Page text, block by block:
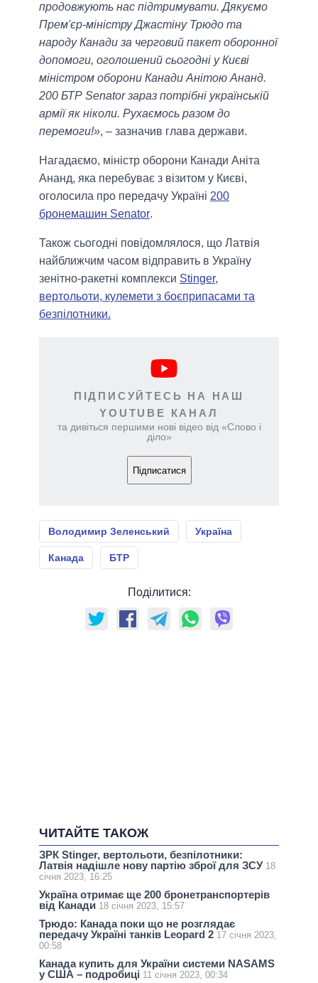
продовжують нас підтримувати. Дякуємо
Прем'єр-міністру Джастіну Трюдо та
народу Канади за черговий пакет оборонної
допомоги, оголошений сьогодні у Києві
міністром оборони Канади Анітою Ананд.
200 БТР Senator зараз потрібні українській
армії як ніколи. Рухаємось разом до
перемоги!», – зазначив глава держави.
Нагадаємо, міністр оборони Канади Аніта
Ананд, яка перебуває з візитом у Києві,
оголосила про передачу Україні 200
бронемашин Senator.
Також сьогодні повідомлялося, що Латвія
найближчим часом відправить в Україну
зенітно-ракетні комплекси Stinger,
вертольоти, кулемети з боєприпасами та
безпілотники.
ПІДПИСУЙТЕСЬ НА НАШ
YOUTUBE КАНАЛ
та дивіться першими нові відео від «Слово і
діло»
Підписатися
Володимир Зеленський Україна
Канада БТР
Поділитися:
ЧИТАЙТЕ ТАКОЖ
ЗРК Stinger, вертольоти, безпілотники:
Латвія надішле нову партію зброї для ЗСУ 18
січня 2023, 16:25
Україна отримає ще 200 бронетранспортерів
від Канади 18 січня 2023, 15:57
Трюдо: Канада поки що не розглядає
передачу Україні танків Leopard 2 17 січня 2023,
00:58
Канада купить для України системи NASAMS
у США – подробиці 11 січня 2023, 00:34